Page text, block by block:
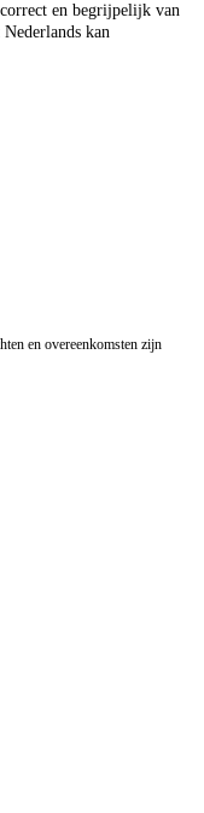
en begrijpelijk van
kan
en overeenkomsten zijn